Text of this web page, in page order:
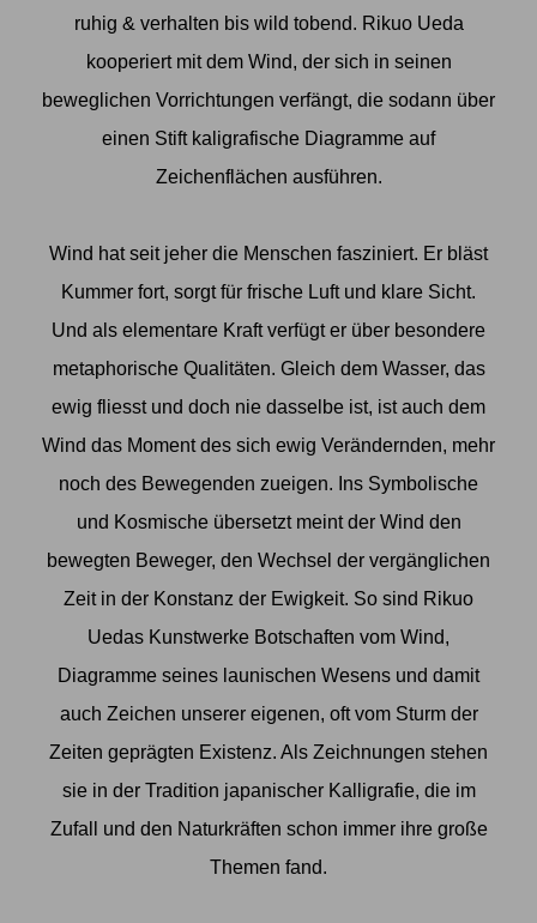
ruhig & verhalten bis wild tobend. Rikuo Ueda
kooperiert mit dem Wind, der sich in seinen
beweglichen Vorrichtungen verfängt, die sodann über
einen Stift kaligrafische Diagramme auf
Zeichenflächen ausführen.
Wind hat seit jeher die Menschen fasziniert. Er bläst
Kummer fort, sorgt für frische Luft und klare Sicht.
Und als elementare Kraft verfügt er über besondere
metaphorische Qualitäten. Gleich dem Wasser, das
ewig fliesst und doch nie dasselbe ist, ist auch dem
Wind das Moment des sich ewig Verändernden, mehr
noch des Bewegenden zueigen. Ins Symbolische
und Kosmische übersetzt meint der Wind den
bewegten Beweger, den Wechsel der vergänglichen
Zeit in der Konstanz der Ewigkeit. So sind Rikuo
Uedas Kunstwerke Botschaften vom Wind,
Diagramme seines launischen Wesens und damit
auch Zeichen unserer eigenen, oft vom Sturm der
Zeiten geprägten Existenz. Als Zeichnungen stehen
sie in der Tradition japanischer Kalligrafie, die im
Zufall und den Naturkräften schon immer ihre große
Themen fand.